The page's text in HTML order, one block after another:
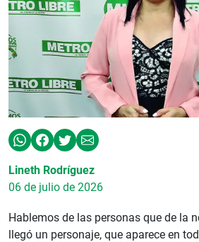
Lineth Rodríguez
06 de julio de 2026
Hablemos de las personas que de la
llegó un personaje, que aparece en